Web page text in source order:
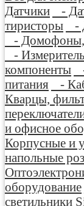
Датчики
-
тиристоры
-
- Домофоны,
-
компоненты
питания
-
Кварцы,
и офисное
Корпусные и
напольные
оборудование
светильники